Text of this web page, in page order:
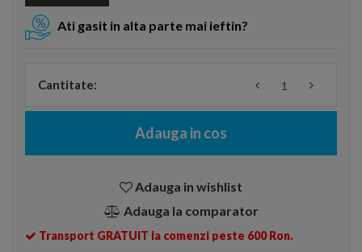
Ati gasit in alta parte mai ieftin?
Cantitate:
Adauga in cos
Adauga in wishlist
Adauga la comparator
Transport GRATUIT la comenzi peste 600 Ron.